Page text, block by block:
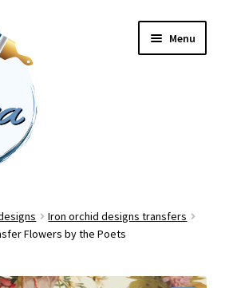
Menu
Iron orchid designs transfers
Flowers by the Poets